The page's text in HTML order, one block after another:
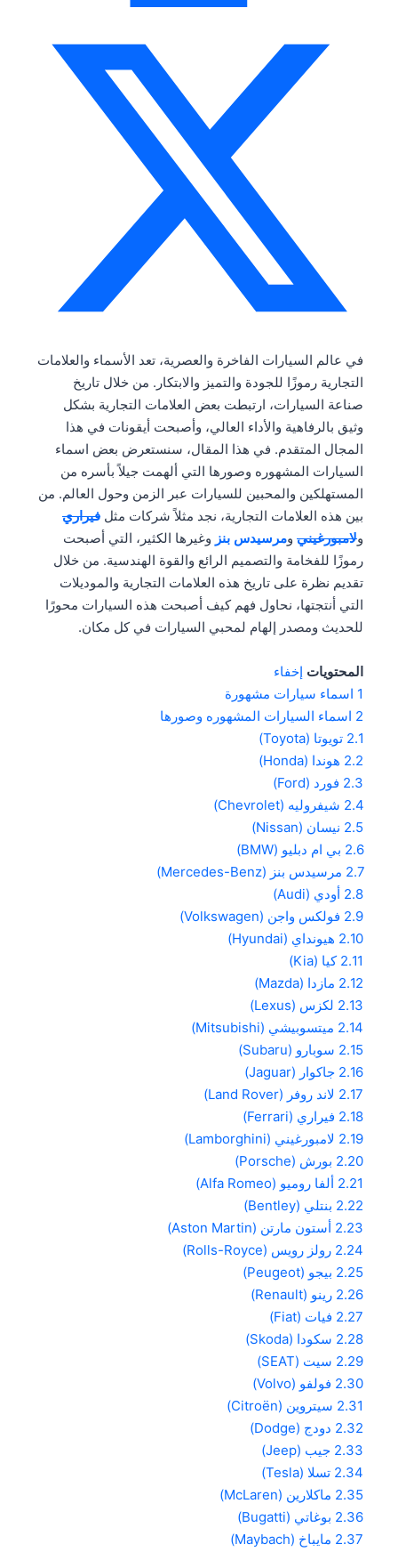
في عالم السيارات الفاخرة والعصرية، تعد الأسماء والعلامات
التجارية رموزًا للجودة والتميز والابتكار. من خلال تاريخ
صناعة السيارات، ارتبطت بعض العلامات التجارية بشكل
وثيق بالرفاهية والأداء العالي، وأصبحت أيقونات في هذا
المجال المتقدم. في هذا المقال، سنستعرض بعض اسماء
السيارات المشهوره وصورها التي ألهمت جيلاً بأسره من
المستهلكين والمحبين للسيارات عبر الزمن وحول العالم. من
بين هذه العلامات التجارية، نجد مثلاً شركات مثل فيراري
ولامبورغيني ومرسيدس بنز وغيرها الكثير، التي أصبحت
رموزًا للفخامة والتصميم الرائع والقوة الهندسية. من خلال
تقديم نظرة على تاريخ هذه العلامات التجارية والموديلات
التي أنتجتها، نحاول فهم كيف أصبحت هذه السيارات محورًا
للحديث ومصدر إلهام لمحبي السيارات في كل مكان.
المحتويات إخفاء
1 اسماء سيارات مشهورة
2 اسماء السيارات المشهوره وصورها
2.1 تويوتا (Toyota)
2.2 هوندا (Honda)
2.3 فورد (Ford)
2.4 شيفروليه (Chevrolet)
2.5 نيسان (Nissan)
2.6 بي ام دبليو (BMW)
2.7 مرسيدس بنز (Mercedes-Benz)
2.8 أودي (Audi)
2.9 فولكس واجن (Volkswagen)
2.10 هيونداي (Hyundai)
2.11 كيا (Kia)
2.12 مازدا (Mazda)
2.13 لكزس (Lexus)
2.14 ميتسوبيشي (Mitsubishi)
2.15 سوبارو (Subaru)
2.16 جاكوار (Jaguar)
2.17 لاند روفر (Land Rover)
2.18 فيراري (Ferrari)
2.19 لامبورغيني (Lamborghini)
2.20 بورش (Porsche)
2.21 ألفا روميو (Alfa Romeo)
2.22 بنتلي (Bentley)
2.23 أستون مارتن (Aston Martin)
2.24 رولز رويس (Rolls-Royce)
2.25 بيجو (Peugeot)
2.26 رينو (Renault)
2.27 فيات (Fiat)
2.28 سكودا (Skoda)
2.29 سيت (SEAT)
2.30 فولفو (Volvo)
2.31 سيتروين (Citroën)
2.32 دودج (Dodge)
2.33 جيب (Jeep)
2.34 تسلا (Tesla)
2.35 ماكلارين (McLaren)
2.36 بوغاتي (Bugatti)
2.37 مايباخ (Maybach)